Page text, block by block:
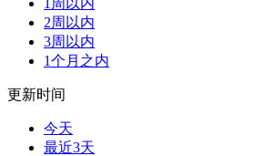
1周以内
2周以内
3周以内
1个月之内
更新时间
今天
最近3天